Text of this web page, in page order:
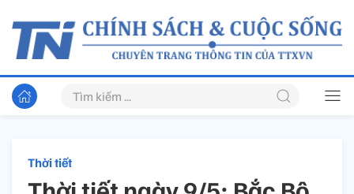
Thời tiết